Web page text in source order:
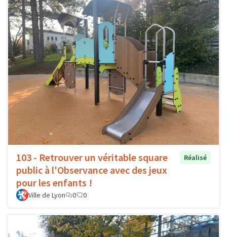
103 - Retrouver un véritable square
public à l'Observance avec des jeux
pour les enfants !
Réalisé
Ville de Lyon 0 0